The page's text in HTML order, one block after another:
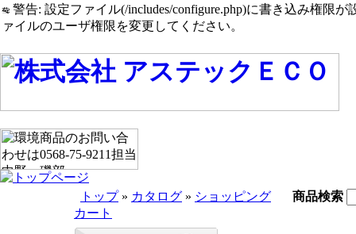
警告: 設定ファイル(/includes/configure.php)に書き込み権限が
ァイルのユーザ権限を変更してください。
トップ» カタログ » ショッピング
カート
商品検索